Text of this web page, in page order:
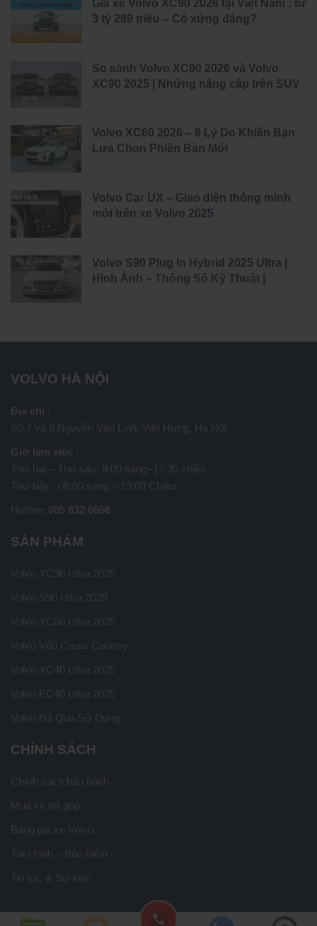
Giá xe Volvo XC90 2026 tại Việt Nam : từ
3 tỷ 289 triệu – Có xứng đáng?
So sánh Volvo XC90 2026 và Volvo
XC90 2025 | Những nâng cấp trên SUV
Volvo XC60 2026 – 8 Lý Do Khiến Bạn
Lựa Chọn Phiên Bản Mới
Volvo Car UX – Giao diện thông minh
mới trên xe Volvo 2025
Volvo S90 Plug In Hybrid 2025 Ultra |
Hình Ảnh – Thông Số Kỹ Thuật |
VOLVO HÀ NỘI
Địa chỉ :
Số 7 và 9 Nguyễn Văn Linh, Việt Hưng, Hà Nội
Giờ làm việc :
Thứ hai – Thứ sáu: 8:00 sáng–17:30 chiều
Thứ bảy : 08:00 sáng – 15:00 Chiều
Hotline: 085 832 6666
SẢN PHẨM
Volvo XC90 Ultra 2025
Volvo S90 Ultra 2025
Volvo XC60 Ultra 2025
Volvo V60 Cross Country
Volvo XC40 Ultra 2025
Volvo EC40 Ultra 2025
Volvo Đã Qua Sử Dụng
CHÍNH SÁCH
Chính sách bảo hành
Mua xe trả góp
Bảng giá xe Volvo
Tài chính – Bảo hiểm
Tin tức & Sự kiện